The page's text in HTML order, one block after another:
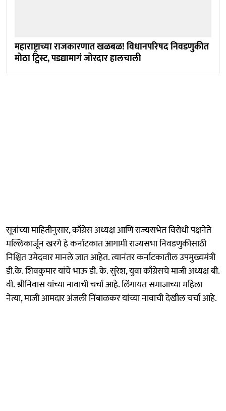
महाराष्ट्राच्या राजकारणात खळबळ! विधानपरिषद निवडणुकीत
मोठा ट्विस्ट, पडद्यामागं जोरदार हालचाली
सूत्रांच्या माहितीनुसार, काँग्रेस अध्यक्ष आणि राज्यसभेत विरोधी पक्षनेते
मल्लिकार्जून खरगे हे कर्नाटकात आगामी राज्यसभा निवडणुकीसाठी
निश्चित उमेदवार मानले जात आहेत. त्यानंतर कर्नाटकातील उपमुख्यमंत्री
डी.के. शिवकुमार यांचे भाऊ डी. के. सुरेश, युवा काँग्रेसचे माजी अध्यक्ष बी.
वी. श्रीनिवास यांच्या नावाची चर्चा आहे. लिंगायत समाजाच्या महिला
नेत्या, माजी आमदार अंजली निंबाळकर यांच्या नावाची देखील चर्चा आहे.